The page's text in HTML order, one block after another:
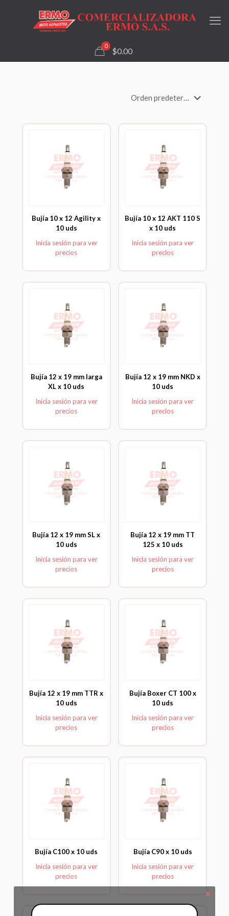
0
$0.00
Bujía 10 x 12 Agility x
10 uds
Inicia sesión para ver
precios
Bujía 10 x 12 AKT 110 S
x 10 uds
Inicia sesión para ver
precios
Bujía 12 x 19 mm larga
XL x 10 uds
Inicia sesión para ver
precios
Bujía 12 x 19 mm NKD x
10 uds
Inicia sesión para ver
precios
Bujía 12 x 19 mm SL x
10 uds
Inicia sesión para ver
precios
Bujía 12 x 19 mm TT
125 x 10 uds
Inicia sesión para ver
precios
Bujía 12 x 19 mm TTR x
10 uds
Inicia sesión para ver
precios
Bujía Boxer CT 100 x
10 uds
Inicia sesión para ver
precios
Bujía C100 x 10 uds
Inicia sesión para ver
precios
Bujía C90 x 10 uds
Inicia sesión para ver
precios
✕